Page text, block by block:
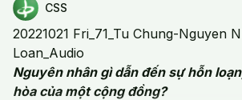
CSS
20221021 Fri_71_Tu Chung-Nguyen
Loan_Audio
Nguyên nhân gì dẫn đến sự hỗn
hòa của một cộng đồng?